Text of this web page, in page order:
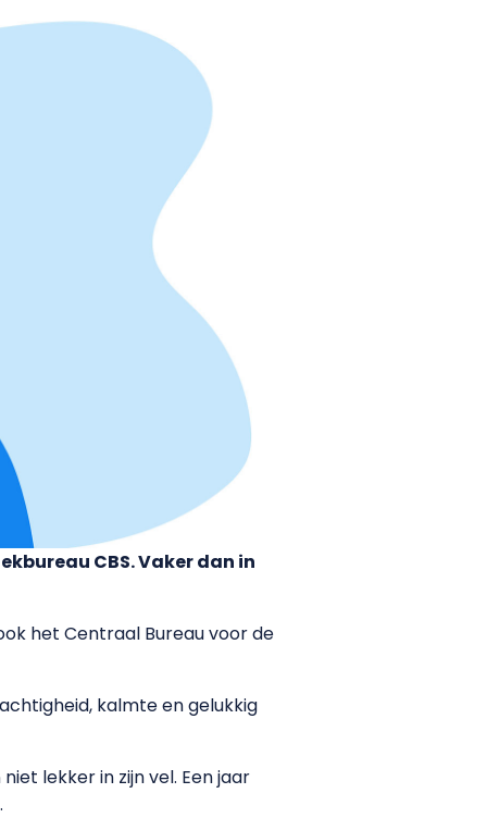
CBS. Vaker dan in
het Centraal Bureau voor de
kalmte en gelukkig
lekker in zijn vel. Een jaar